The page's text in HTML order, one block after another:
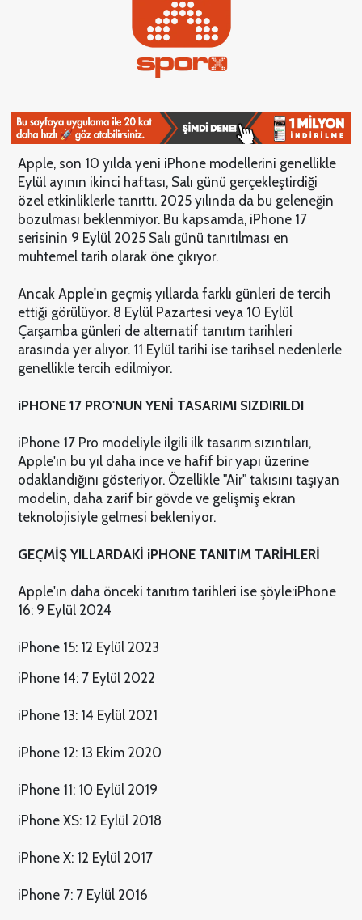
Apple, son 10 yılda yeni iPhone modellerini genellikle
Eylül ayının ikinci haftası, Salı günü gerçekleştirdiği
özel etkinliklerle tanıttı. 2025 yılında da bu geleneğin
bozulması beklenmiyor. Bu kapsamda, iPhone 17
serisinin 9 Eylül 2025 Salı günü tanıtılması en
muhtemel tarih olarak öne çıkıyor.
Ancak Apple'ın geçmiş yıllarda farklı günleri de tercih
ettiği görülüyor. 8 Eylül Pazartesi veya 10 Eylül
Çarşamba günleri de alternatif tanıtım tarihleri
arasında yer alıyor. 11 Eylül tarihi ise tarihsel nedenlerle
genellikle tercih edilmiyor.
iPHONE 17 PRO'NUN YENİ TASARIMI SIZDIRILDI
iPhone 17 Pro modeliyle ilgili ilk tasarım sızıntıları,
Apple'ın bu yıl daha ince ve hafif bir yapı üzerine
odaklandığını gösteriyor. Özellikle "Air" takısını taşıyan
modelin, daha zarif bir gövde ve gelişmiş ekran
teknolojisiyle gelmesi bekleniyor.
GEÇMİŞ YILLARDAKİ iPHONE TANITIM TARİHLERİ
Apple'ın daha önceki tanıtım tarihleri ise şöyle:iPhone
16: 9 Eylül 2024
iPhone 15: 12 Eylül 2023
iPhone 14: 7 Eylül 2022
iPhone 13: 14 Eylül 2021
iPhone 12: 13 Ekim 2020
iPhone 11: 10 Eylül 2019
iPhone XS: 12 Eylül 2018
iPhone X: 12 Eylül 2017
iPhone 7: 7 Eylül 2016